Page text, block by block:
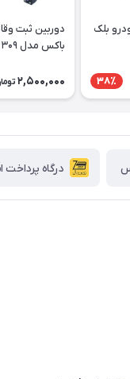
بلک
38٪
دوربین ثبت
باکس مدل ۳۰۹ سه لنز
2,500,000
درگاه پرداخت